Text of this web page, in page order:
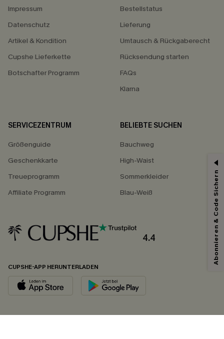
Impressum
Datenschutz
Artikel & Kondition
Cupshe Lieferkette
Botschafter Programm
Bestellstatus
Lieferung
Umtausch & Rückgaberecht
Rücksendung starten
FAQs
Klarna
SERVICEZENTRUM
Größenguide
Geschenkkarte
Treueprogramm
Affiliate Programm
BELIEBTE SUCHEN
Bauchweg
High-Waist
Sommerkleider
Blau-Weiß
4.4
CUPSHE-APP HERUNTERLADEN
Abonnieren & Code Sichern